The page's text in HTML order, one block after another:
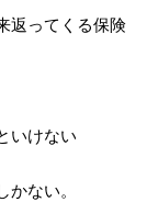
返ってくる保険
いけない
ない。